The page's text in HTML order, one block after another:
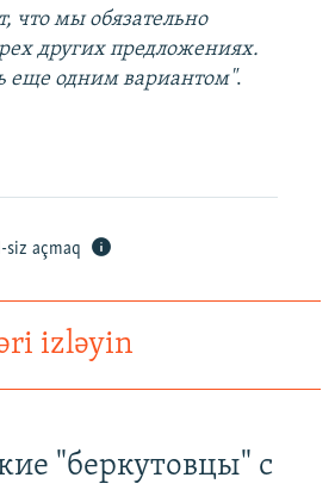
что мы обязательно
других предложениях.
еще одним вариантом".
siz açmaq
izləyin
"беркутовцы" с